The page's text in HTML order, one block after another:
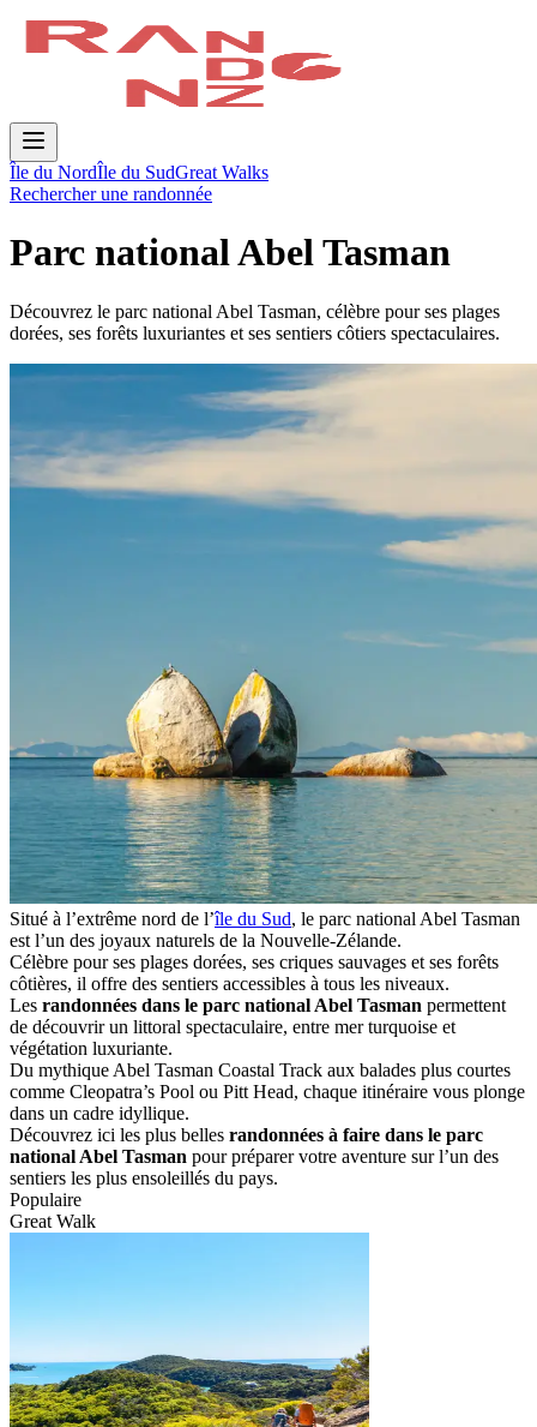
Île du NordÎle du SudGreat Walks
Rechercher une randonnée
Parc national Abel Tasman
Découvrez le parc national Abel Tasman, célèbre pour ses plages
dorées, ses forêts luxuriantes et ses sentiers côtiers spectaculaires.
Situé à l’extrême nord de l’île du Sud, le parc national Abel Tasman
est l’un des joyaux naturels de la Nouvelle-Zélande.
Célèbre pour ses plages dorées, ses criques sauvages et ses forêts
côtières, il offre des sentiers accessibles à tous les niveaux.
Les randonnées dans le parc national Abel Tasman permettent
de découvrir un littoral spectaculaire, entre mer turquoise et
végétation luxuriante.
Du mythique Abel Tasman Coastal Track aux balades plus courtes
comme Cleopatra’s Pool ou Pitt Head, chaque itinéraire vous plonge
dans un cadre idyllique.
Découvrez ici les plus belles randonnées à faire dans le parc
national Abel Tasman pour préparer votre aventure sur l’un des
sentiers les plus ensoleillés du pays.
Populaire
Great Walk